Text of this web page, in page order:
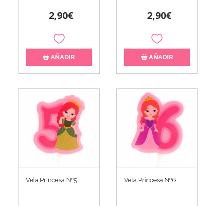
2,90€
AÑADIR
2,90€
AÑADIR
Vela Princesa Nº5 Vela Princesa Nº6